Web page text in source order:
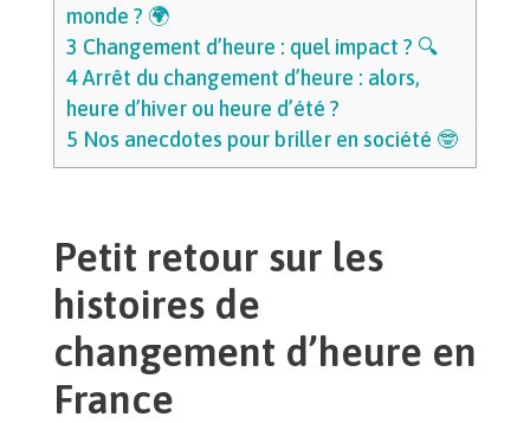
monde ? 🌍
3 Changement d’heure : quel impact ? 🔍
4Arrêt du changement d’heure : alors,
heure d’hiver ou heure d’été ?
5 Nos anecdotes pour briller en société 🤓
Petit retour sur les
histoires de
changement d’heure en
France